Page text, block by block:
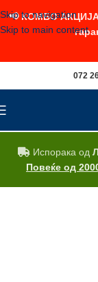
Skip to navigation
Skip to main content
072
Испорака од
Повеќе од
📢 КОМБО АКЦИЈА